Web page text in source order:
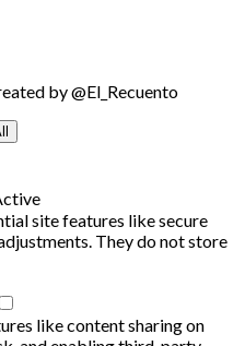
by @El_Recuento
site features like secure
They do not store
like content sharing on